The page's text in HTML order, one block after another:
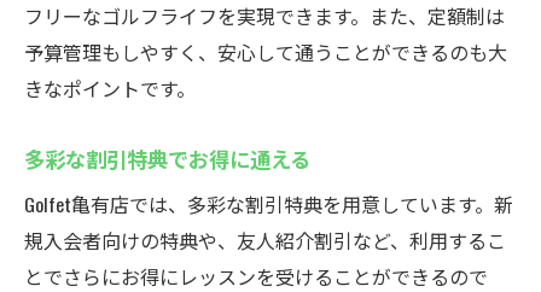
フリーなゴルフライフを実現できます。また、定額制は
予算管理もしやすく、安心して通うことができるのも大
きなポイントです。
多彩な割引特典でお得に通える
Golfet亀有店では、多彩な割引特典を用意しています。新
規入会者向けの特典や、友人紹介割引など、利用するこ
とでさらにお得にレッスンを受けることができるので